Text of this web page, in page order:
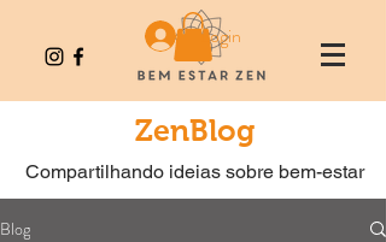
Login
ZenBlog
Compartilhando ideias sobre bem-estar
Blog